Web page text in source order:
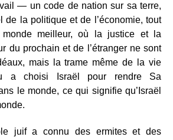
— un code de nation sur sa terre,
de la politique et de l’économie, tout
meilleur, où la justice et la
du prochain et de l’étranger ne sont
mais la trame même de la vie
a choisi Israël pour rendre Sa
le monde, ce qui signifie qu’Israël
juif a connu des ermites et des